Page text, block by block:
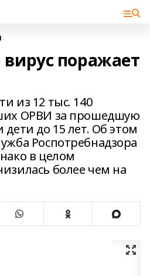
поражает
из 12 тыс. 140
ОРВИ за прошедшую
дети до 15 лет. Об этом
Роспотребнадзора
в целом
более чем на